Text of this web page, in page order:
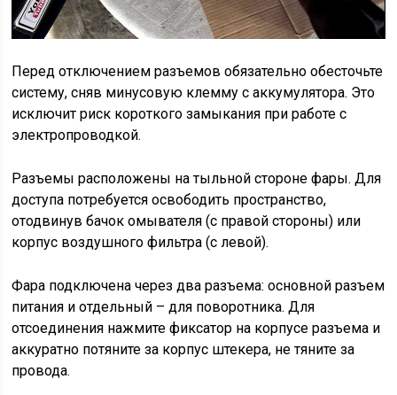
Перед отключением разъемов обязательно обесточьте
систему, сняв минусовую клемму с аккумулятора. Это
исключит риск короткого замыкания при работе с
электропроводкой.
Разъемы расположены на тыльной стороне фары. Для
доступа потребуется освободить пространство,
отодвинув бачок омывателя (с правой стороны) или
корпус воздушного фильтра (с левой).
Фара подключена через два разъема: основной разъем
питания и отдельный – для поворотника. Для
отсоединения нажмите фиксатор на корпусе разъема и
аккуратно потяните за корпус штекера, не тяните за
провода.